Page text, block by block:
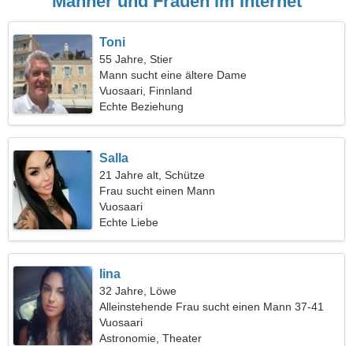
Toni
55 Jahre, Stier
Mann sucht eine ältere Dame
Vuosaari, Finnland
Echte Beziehung
Salla
21 Jahre alt, Schütze
Frau sucht einen Mann
Vuosaari
Echte Liebe
Iina
32 Jahre, Löwe
Alleinstehende Frau sucht einen Mann 37-41
Vuosaari
Astronomie, Theater